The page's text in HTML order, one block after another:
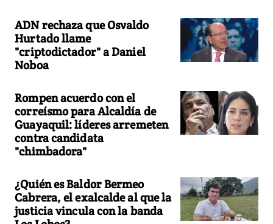
ADN rechaza que Osvaldo
Hurtado llame
"criptodictador" a Daniel
Noboa
Rompen acuerdo con el
correísmo para Alcaldía de
Guayaquil: líderes arremeten
contra candidata
"chimbadora"
¿Quién es Baldor Bermeo
Cabrera, el exalcalde al que la
justicia vincula con la banda